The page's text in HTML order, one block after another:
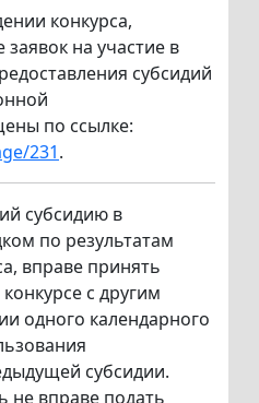
конкурса,
на участие в
субсидий
по ссылке:
231.
субсидию в
по результатам
вправе принять
с другим
одного календарного
субсидии.
не вправе подать